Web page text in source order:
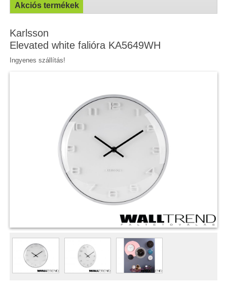
Akciós termékek
Karlsson
Elevated white falióra KA5649WH
Ingyenes szállítás!